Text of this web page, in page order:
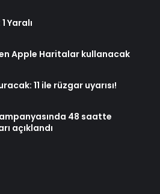
Yaralı
Apple Haritalar kullanacak
11 ile rüzgar uyarısı!
48 saatte
açıklandı